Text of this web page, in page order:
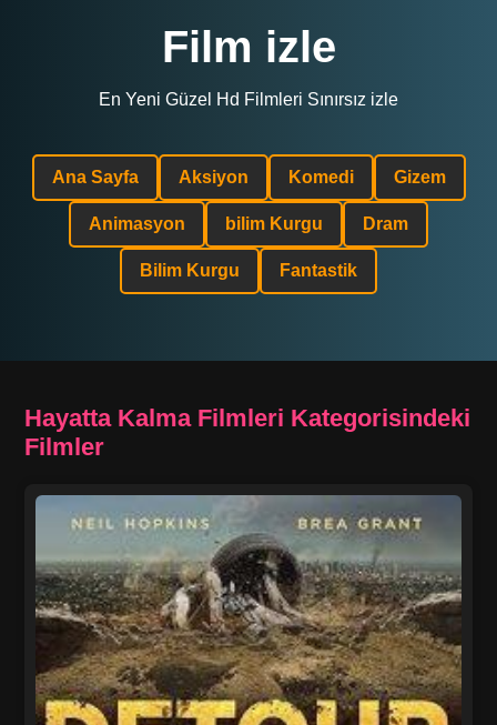
Film izle
En Yeni Güzel Hd Filmleri Sınırsız izle
Ana Sayfa Aksiyon Komedi Gizem
Animasyon bilim Kurgu Dram
Bilim Kurgu Fantastik
Hayatta Kalma Filmleri Kategorisindeki
Filmler